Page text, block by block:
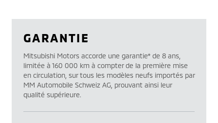
GARANTIE
Mitsubishi Motors accorde une garantie* de 8 ans,
limitée à 160 000 km à compter de la première mise
en circulation, sur tous les modèles neufs importés par
MM Automobile Schweiz AG, prouvant ainsi leur
qualité supérieure.